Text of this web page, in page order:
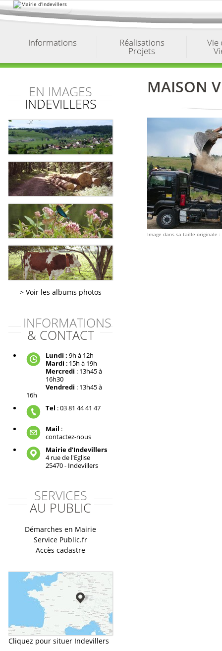
au
contenu.
Informations Réalisations
Projets
Vie
EN IMAGES
INDEVILLERS
Voir les albums photos
INFORMATIONS
& CONTACT
Lundi : 9h à 12h
Mardi : 15h à 19h
Mercredi : 13h45 à
16h30
Vendredi : 13h45 à
16h
Tel : 03 81 44 41 47
Mail :
contactez-nous
Mairie d’Indevillers
4 rue de l'Eglise
25470 - Indevillers
SERVICES
AU PUBLIC
Démarches en Mairie
Service Public.fr
Accès cadastre
Cliquez pour situer Indevillers
MAISON
Image dans sa taille originale :